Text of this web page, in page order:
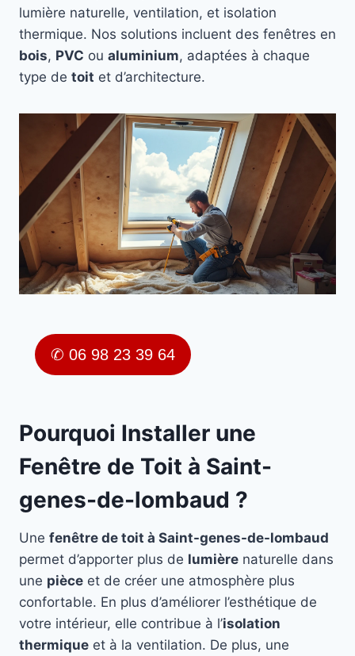
lumière naturelle, ventilation, et isolation
thermique. Nos solutions incluent des fenêtres en
bois, PVC ou aluminium, adaptées à chaque
type de toit et d’architecture.
✆ 06 98 23 39 64
Pourquoi Installer une
Fenêtre de Toit à Saint-
genes-de-lombaud ?
Une fenêtre de toit à Saint-genes-de-lombaud
permet d’apporter plus de lumière naturelle dans
une pièce et de créer une atmosphère plus
confortable. En plus d’améliorer l’esthétique de
votre intérieur, elle contribue à l’isolation
thermique et à la ventilation. De plus, une